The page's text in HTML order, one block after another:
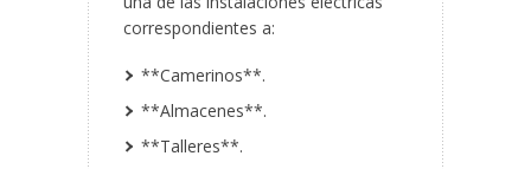
correspondientes a:
**Camerinos**.
**Almacenes**.
**Talleres**.